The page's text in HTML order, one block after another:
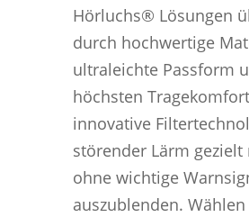
Hörluchs® Lösungen
durch hochwertige
ultraleichte Passform
höchsten
innovative
störender Lärm gezielt
ohne wichtige
auszublenden. Wählen